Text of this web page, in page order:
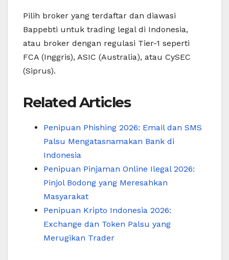
Pilih broker yang terdaftar dan diawasi
Bappebti untuk trading legal di Indonesia,
atau broker dengan regulasi Tier-1 seperti
FCA (Inggris), ASIC (Australia), atau CySEC
(Siprus).
Related Articles
Penipuan Phishing 2026: Email dan SMS
Palsu Mengatasnamakan Bank di
Indonesia
Penipuan Pinjaman Online Ilegal 2026:
Pinjol Bodong yang Meresahkan
Masyarakat
Penipuan Kripto Indonesia 2026:
Exchange dan Token Palsu yang
Merugikan Trader